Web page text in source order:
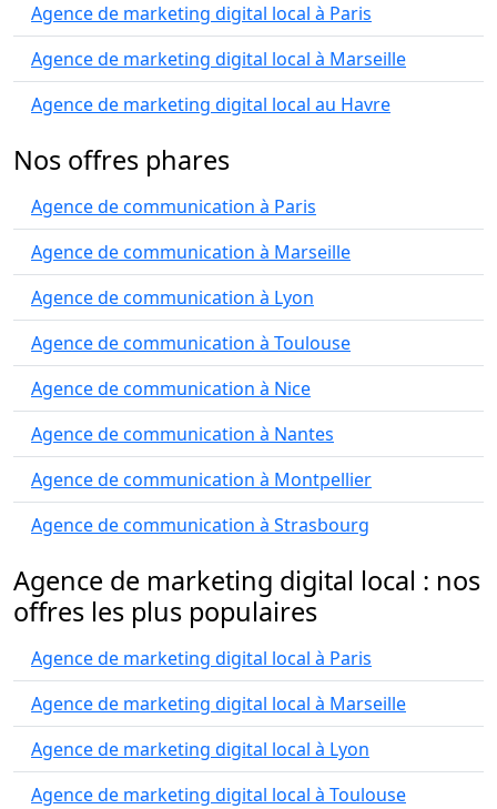
Agence de marketing digital local à Paris
Agence de marketing digital local à Marseille
Agence de marketing digital local au Havre
Nos offres phares
Agence de communication à Paris
Agence de communication à Marseille
Agence de communication à Lyon
Agence de communication à Toulouse
Agence de communication à Nice
Agence de communication à Nantes
Agence de communication à Montpellier
Agence de communication à Strasbourg
Agence de marketing digital local : nos
offres les plus populaires
Agence de marketing digital local à Paris
Agence de marketing digital local à Marseille
Agence de marketing digital local à Lyon
Agence de marketing digital local à Toulouse